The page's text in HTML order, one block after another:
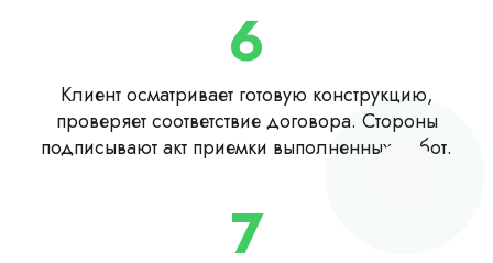
6
Клиент осматривает готовую конструкцию,
проверяет соответствие договора. Стороны
подписывают акт приемки выполненных работ.
7